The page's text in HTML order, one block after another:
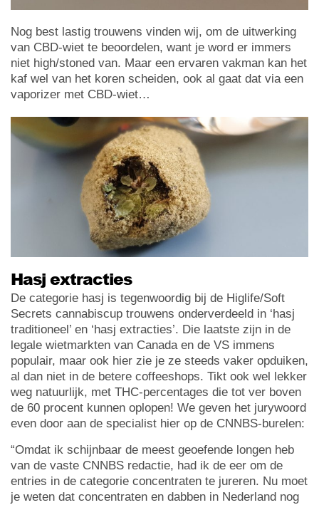
Nog best lastig trouwens vinden wij, om de uitwerking
van CBD-wiet te beoordelen, want je word er immers
niet high/stoned van. Maar een ervaren vakman kan het
kaf wel van het koren scheiden, ook al gaat dat via een
vaporizer met CBD-wiet…
Hasj extracties
De categorie hasj is tegenwoordig bij de Higlife/Soft
Secrets cannabiscup trouwens onderverdeeld in ‘hasj
traditioneel’ en ‘hasj extracties’. Die laatste zijn in de
legale wietmarkten van Canada en de VS immens
populair, maar ook hier zie je ze steeds vaker opduiken,
al dan niet in de betere coffeeshops. Tikt ook wel lekker
weg natuurlijk, met THC-percentages die tot ver boven
de 60 procent kunnen oplopen! We geven het jurywoord
even door aan de specialist hier op de CNNBS-burelen:
“Omdat ik schijnbaar de meest geoefende longen heb
van de vaste CNNBS redactie, had ik de eer om de
entries in de categorie concentraten te jureren. Nu moet
je weten dat concentraten en dabben in Nederland nog